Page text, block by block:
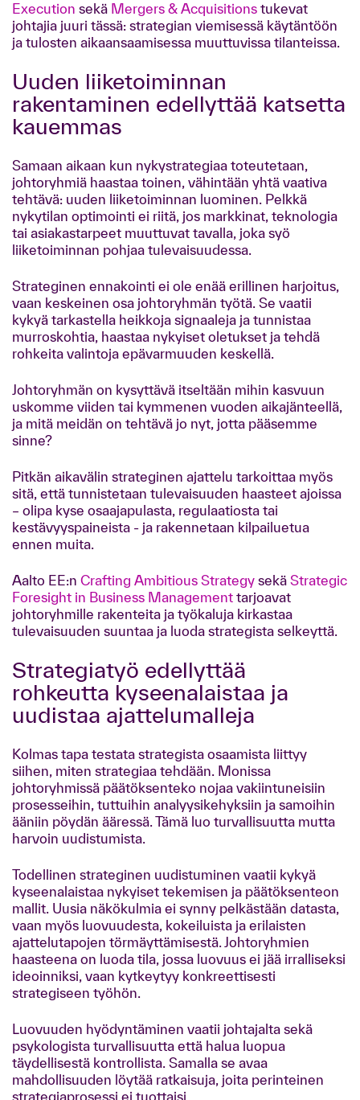
Execution sekä Mergers & Acquisitions tukevat
johtajia juuri tässä: strategian viemisessä käytäntöön
ja tulosten aikaansaamisessa muuttuvissa tilanteissa.
Uuden liiketoiminnan
rakentaminen edellyttää katsetta
kauemmas
Samaan aikaan kun nykystrategiaa toteutetaan,
johtoryhmiä haastaa toinen, vähintään yhtä vaativa
tehtävä: uuden liiketoiminnan luominen. Pelkkä
nykytilan optimointi ei riitä, jos markkinat, teknologia
tai asiakastarpeet muuttuvat tavalla, joka syö
liiketoiminnan pohjaa tulevaisuudessa.
Strateginen ennakointi ei ole enää erillinen harjoitus,
vaan keskeinen osa johtoryhmän työtä. Se vaatii
kykyä tarkastella heikkoja signaaleja ja tunnistaa
murroskohtia, haastaa nykyiset oletukset ja tehdä
rohkeita valintoja epävarmuuden keskellä.
Johtoryhmän on kysyttävä itseltään mihin kasvuun
uskomme viiden tai kymmenen vuoden aikajänteellä,
ja mitä meidän on tehtävä jo nyt, jotta pääsemme
sinne?
Pitkän aikavälin strateginen ajattelu tarkoittaa myös
sitä, että tunnistetaan tulevaisuuden haasteet ajoissa
– olipa kyse osaajapulasta, regulaatiosta tai
kestävyyspaineista - ja rakennetaan kilpailuetua
ennen muita.
Aalto EE:n Crafting Ambitious Strategy sekä Strategic
Foresight in Business Management tarjoavat
johtoryhmille rakenteita ja työkaluja kirkastaa
tulevaisuuden suuntaa ja luoda strategista selkeyttä.
Strategiatyö edellyttää
rohkeutta kyseenalaistaa ja
uudistaa ajattelumalleja
Kolmas tapa testata strategista osaamista liittyy
siihen, miten strategiaa tehdään. Monissa
johtoryhmissä päätöksenteko nojaa vakiintuneisiin
prosesseihin, tuttuihin analyysikehyksiin ja samoihin
ääniin pöydän ääressä. Tämä luo turvallisuutta mutta
harvoin uudistumista.
Todellinen strateginen uudistuminen vaatii kykyä
kyseenalaistaa nykyiset tekemisen ja päätöksenteon
mallit. Uusia näkökulmia ei synny pelkästään datasta,
vaan myös luovuudesta, kokeiluista ja erilaisten
ajattelutapojen törmäyttämisestä. Johtoryhmien
haasteena on luoda tila, jossa luovuus ei jää irralliseksi
ideoinniksi, vaan kytkeytyy konkreettisesti
strategiseen työhön.
Luovuuden hyödyntäminen vaatii johtajalta sekä
psykologista turvallisuutta että halua luopua
täydellisestä kontrollista. Samalla se avaa
mahdollisuuden löytää ratkaisuja, joita perinteinen
strategiaprosessi ei tuottaisi.